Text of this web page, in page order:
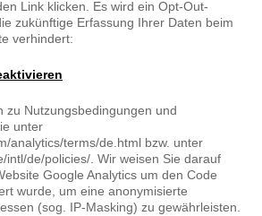
Link klicken. Es wird ein Opt-Out-
zukünftige Erfassung Ihrer Daten beim
verhindert:
zu Nutzungsbedingungen und
unter
analytics/terms/de.html bzw. unter
intl/de/policies/. Wir weisen Sie darauf
Google Analytics um den Code
wurde, um eine anonymisierte
(sog. IP-Masking) zu gewährleisten.